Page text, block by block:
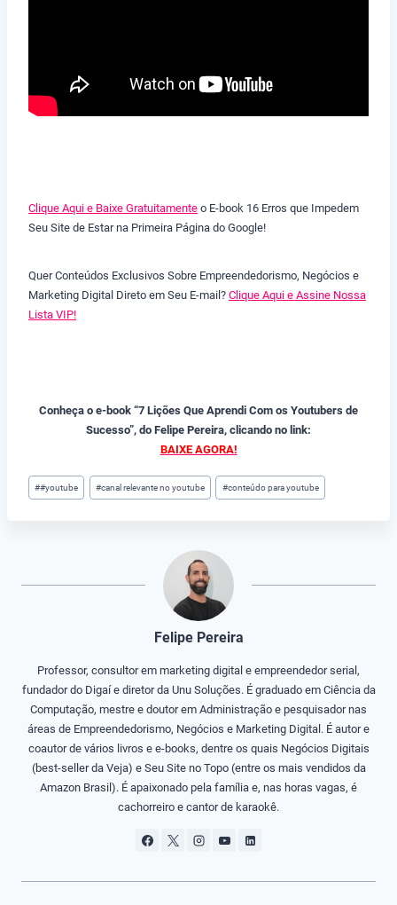
Clique Aqui e Baixe Gratuitamente o E-book 16 Erros que Impedem
Seu Site de Estar na Primeira Página do Google!
Quer Conteúdos Exclusivos Sobre Empreendedorismo, Negócios e
Marketing Digital Direto em Seu E-mail? Clique Aqui e Assine Nossa
Lista VIP!
Conheça o e-book “7 Lições Que Aprendi Com os Youtubers de
Sucesso”, do Felipe Pereira, clicando no link:
BAIXE AGORA!
Tags
do
##youtube #canal relevante no youtube #conteúdo para youtube
Felipe Pereira
Professor, consultor em marketing digital e empreendedor serial,
fundador do Digaí e diretor da Unu Soluções. É graduado em Ciência da
Computação, mestre e doutor em Administração e pesquisador nas
áreas de Empreendedorismo, Negócios e Marketing Digital. É autor e
coautor de vários livros e e-books, dentre os quais Negócios Digitais
(best-seller da Veja) e Seu Site no Topo (entre os mais vendidos da
Amazon Brasil). É apaixonado pela família e, nas horas vagas, é
cachorreiro e cantor de karaokê.